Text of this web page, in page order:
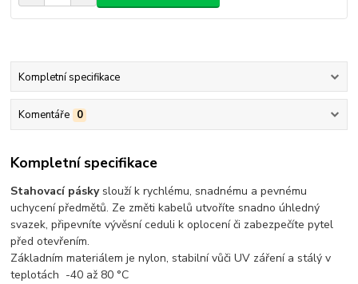
Kompletní specifikace
Komentáře 0
Kompletní specifikace
Stahovací pásky slouží k rychlému, snadnému a pevnému
uchycení předmětů. Ze změti kabelů utvoříte snadno úhledný
svazek, připevníte vývěsní ceduli k oplocení či zabezpečíte pytel
před otevřením.
Základním materiálem je nylon, stabilní vůči UV záření a stálý v
teplotách -40 až 80 °C